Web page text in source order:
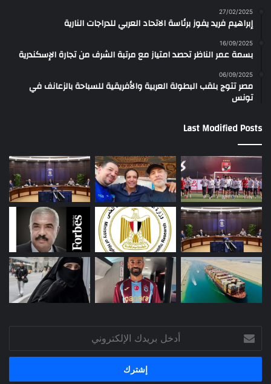
27/02/2025
إبراهيم فريد يفوز برئاسة الاتحاد العربي للدراجات النارية
16/09/2025
بسمة عمر الناظر تحصد امتياز مع مرتبة الشرف من تجارة الإسكندرية
06/09/2025
مصر تتوج بلقب البطولة العربية والأفريقية للسباحة بالزعانف في
تونس
Last Modified Posts
بريدك
الإلكتروني